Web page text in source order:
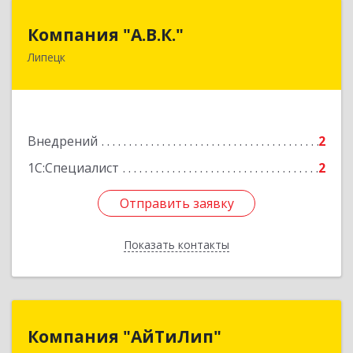
Компания "А.В.К."
Липецк
Внедрений
2
1С:Специалист
2
Отправить заявку
Показать контакты
398024, Липецкая обл, Липецк г, Союзная ул,
Отправить заявку
Назад
Компания "АйТиЛип"
Компания "АйТиЛип"